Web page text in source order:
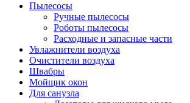
Пылесосы
Ручные пылесосы
Роботы пылесосы
Расходные и запасные части
Увлажнители воздуха
Очистители воздуха
Швабры
Мойщик окон
Для санузла